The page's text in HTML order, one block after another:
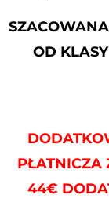
OD
PŁATNICZA
44€